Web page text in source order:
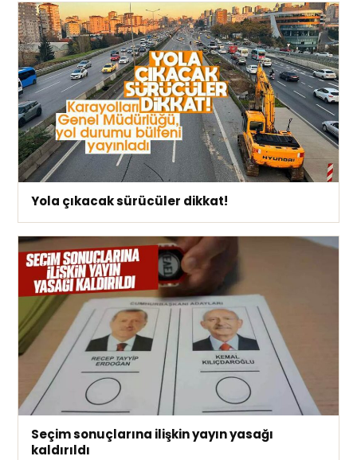
Yola çıkacak sürücüler dikkat!
Seçim sonuçlarına ilişkin yayın yasağı
kaldırıldı